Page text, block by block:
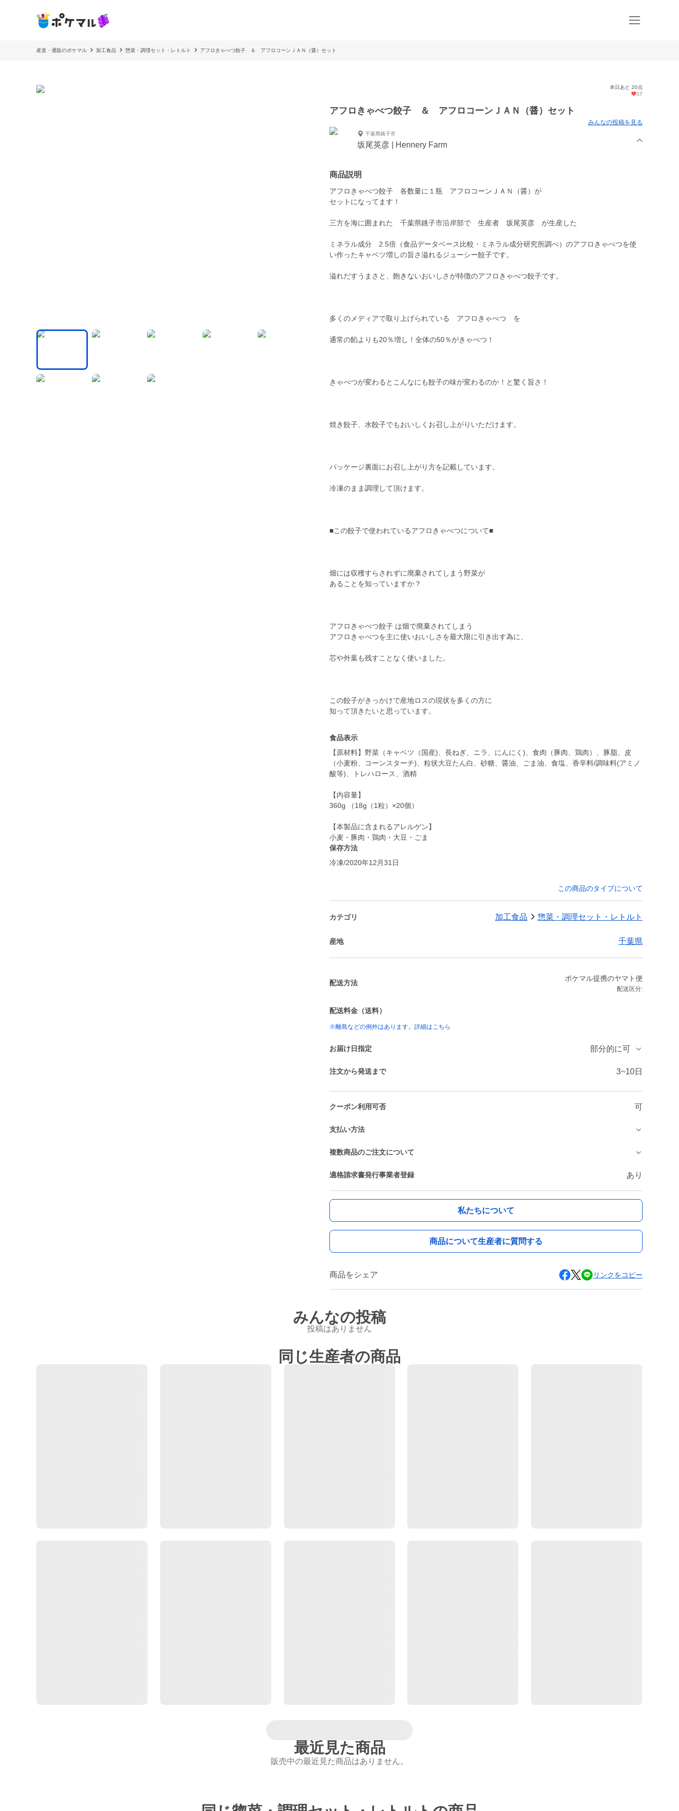
産直・通販のポケマル 加工食品 惣菜・調理セット・レトルト アフロきゃべつ餃子 ＆ アフロコーンＪＡＮ（醤）セット
本日あと 20点
17
アフロきゃべつ餃子 ＆ アフロコーンＪＡＮ（醤）セット
みんなの投稿を見る
千葉県銚子市
坂尾英彦 | Hennery Farm
商品説明
アフロきゃべつ餃子 各数量に１瓶 アフロコーンＪＡＮ（醤）が
セットになってます！
三方を海に囲まれた 千葉県銚子市沿岸部で 生産者 坂尾英彦 が生産した
ミネラル成分 2.5倍（食品データベース比較・ミネラル成分研究所調べ）のアフロきゃべつを使
い作ったキャベツ増しの旨さ溢れるジューシー餃子です。
溢れだすうまさと、飽きないおいしさが特徴のアフロきゃべつ餃子です。
多くのメディアで取り上げられている アフロきゃべつ を
通常の餡よりも20％増し！全体の50％がきゃべつ！
きゃべつが変わるとこんなにも餃子の味が変わるのか！と驚く旨さ！
焼き餃子、水餃子でもおいしくお召し上がりいただけます。
パッケージ裏面にお召し上がり方を記載しています。
冷凍のまま調理して頂けます。
■この餃子で使われているアフロきゃべつについて■
畑には収穫すらされずに廃棄されてしまう野菜が
あることを知っていますか？
アフロきゃべつ餃子 は畑で廃棄されてしまう
アフロきゃべつを主に使いおいしさを最大限に引き出す為に、
芯や外葉も残すことなく使いました。
この餃子がきっかけで産地ロスの現状を多くの方に
知って頂きたいと思っています。
食品表示
【原材料】野菜（キャベツ（国産)、長ねぎ、ニラ、にんにく)、食肉（豚肉、鶏肉）、豚脂、皮
（小麦粉、コーンスターチ)、粒状大豆たん白、砂糖、醤油、ごま油、食塩、香辛料/調味料(アミノ
酸等)、トレハロース、酒精
【内容量】
360g （18g（1粒）×20個）
【本製品に含まれるアレルゲン】
小麦・豚肉・鶏肉・大豆・ごま
保存方法
冷凍/2020年12月31日
この商品のタイプについて
カテゴリ 加工食品 惣菜・調理セット・レトルト
産地 千葉県
配送方法
ポケマル提携のヤマト便
配送区分:
配送料金（送料）
※離島などの例外はあります。詳細はこちら
お届け日指定 部分的に可
注文から発送まで 3~10日
クーポン利用可否 可
支払い方法
複数商品のご注文について
適格請求書発行事業者登録 あり
私たちについて
商品について生産者に質問する
商品をシェア リンクをコピー
みんなの投稿
投稿はありません
同じ生産者の商品
最近見た商品
販売中の最近見た商品はありません。